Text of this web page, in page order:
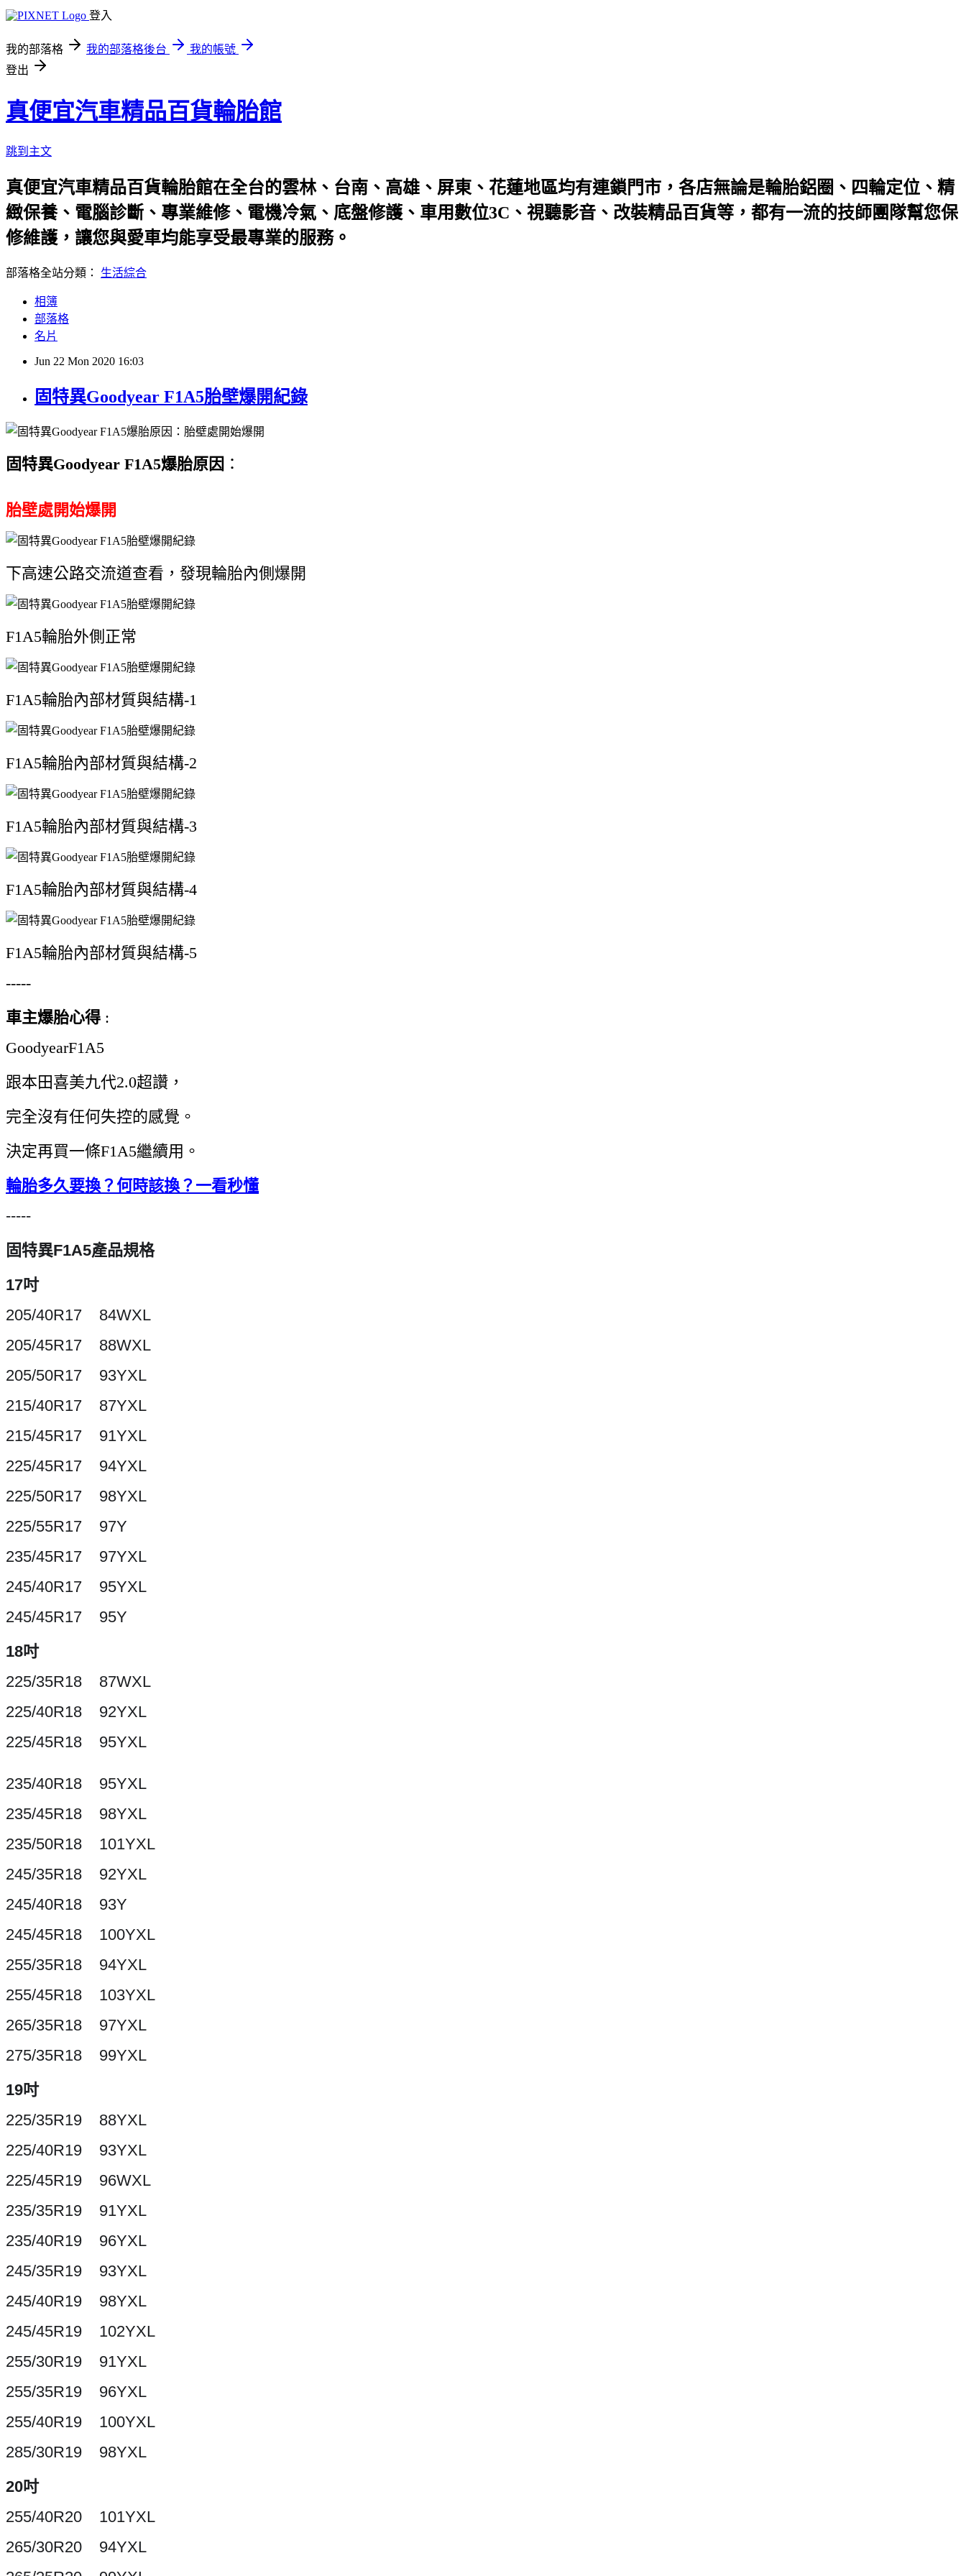
登入
我的部落格 我的部落格後台
我的帳號
登出
真便宜汽車精品百貨輪胎館
跳到主文
真便宜汽車精品百貨輪胎館在全台的雲林、台南、高雄、屏東、花蓮地區均有連鎖門市，各店無論是輪胎鋁圈、四輪定位、精
緻保養、電腦診斷、專業維修、電機冷氣、底盤修護、車用數位3C、視聽影音、改裝精品百貨等，都有一流的技師團隊幫您保
修維護，讓您與愛車均能享受最專業的服務。
部落格全站分類： 生活綜合
相簿
部落格
名片
Jun 22 Mon 2020 16:03
固特異Goodyear F1A5胎壁爆開紀錄
固特異Goodyear F1A5爆胎原因 ：
胎壁處開始爆開
下高速公路交流道查看，發現輪胎內側爆開
F1A5輪胎外側正常
F1A5輪胎內部材質與結構-1
F1A5輪胎內部材質與結構-2
F1A5輪胎內部材質與結構-3
F1A5輪胎內部材質與結構-4
F1A5輪胎內部材質與結構-5
-----
車主爆胎心得 :
GoodyearF1A5
跟本田喜美九代2.0超讚，
完全沒有任何失控的感覺。
決定再買一條F1A5繼續用。
輪胎多久要換？何時該換？一看秒懂
-----
固特異F1A5產品規格
17吋
205/40R17 84WXL
205/45R17 88WXL
205/50R17 93YXL
215/40R17 87YXL
215/45R17 91YXL
225/45R17 94YXL
225/50R17 98YXL
225/55R17 97Y
235/45R17 97YXL
245/40R17 95YXL
245/45R17 95Y
18吋
225/35R18 87WXL
225/40R18 92YXL
225/45R18 95YXL
235/40R18 95YXL
235/45R18 98YXL
235/50R18 101YXL
245/35R18 92YXL
245/40R18 93Y
245/45R18 100YXL
255/35R18 94YXL
255/45R18 103YXL
265/35R18 97YXL
275/35R18 99YXL
19吋
225/35R19 88YXL
225/40R19 93YXL
225/45R19 96WXL
235/35R19 91YXL
235/40R19 96YXL
245/35R19 93YXL
245/40R19 98YXL
245/45R19 102YXL
255/30R19 91YXL
255/35R19 96YXL
255/40R19 100YXL
285/30R19 98YXL
20吋
255/40R20 101YXL
265/30R20 94YXL